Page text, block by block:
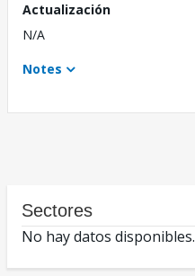
Actualización
N/A
Notes
Sectores
No hay datos disponibles.